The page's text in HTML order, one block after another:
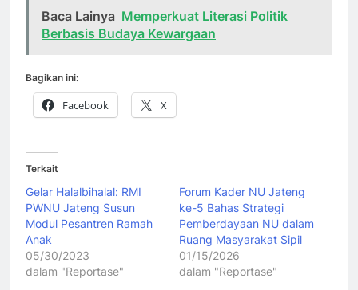
Baca Lainya Memperkuat Literasi Politik
Berbasis Budaya Kewargaan
Bagikan ini:
Facebook X
Terkait
Gelar Halalbihalal: RMI
PWNU Jateng Susun
Modul Pesantren Ramah
Anak
05/30/2023
dalam "Reportase"
Forum Kader NU Jateng
ke-5 Bahas Strategi
Pemberdayaan NU dalam
Ruang Masyarakat Sipil
01/15/2026
dalam "Reportase"